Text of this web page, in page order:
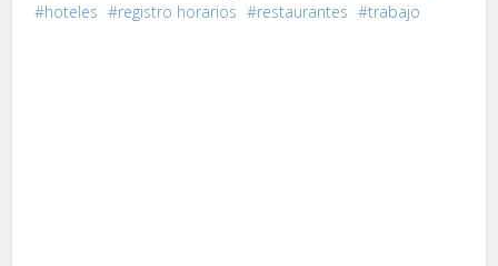
hoteles
registro horarios restaurantes trabajo